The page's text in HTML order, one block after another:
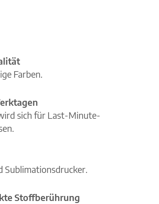
Farben.
sich für Last-Minute-
Sublimationsdrucker.
Stoffberührung